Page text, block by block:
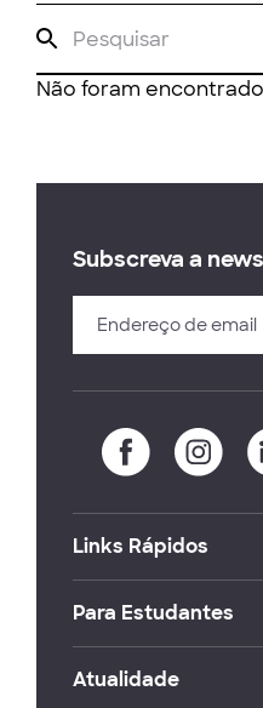
Não foram
Subscreva a
Links Rápidos
Para Estudantes
Atualidade